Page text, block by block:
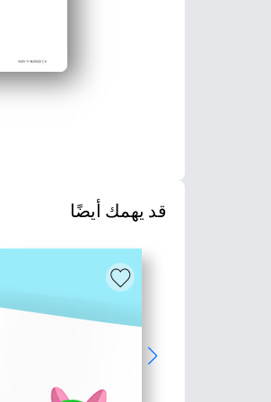
قد يهمك أيضًا